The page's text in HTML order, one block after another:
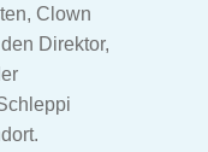
Clown
Direktor,